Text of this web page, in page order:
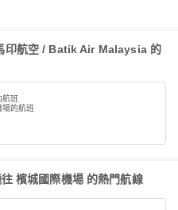
印航空 / Batik Air Malaysia 的
航班
場的航班
檳城國際機場 的熱門航線